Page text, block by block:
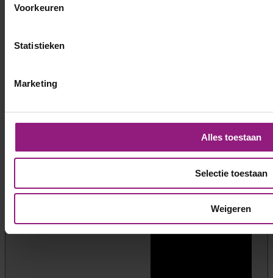
Voorkeuren
Statistieken
Marketing
Alles toestaan
Selectie toestaan
Weigeren